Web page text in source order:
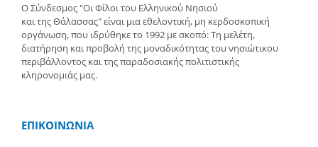
Ο Σύνδεσμος "Οι Φίλοι του Ελληνικού Νησιού
και της Θάλασσας" είναι μια εθελοντική, μη κερδοσκοπική
οργάνωση, που ιδρύθηκε το 1992 με σκοπό: Τη μελέτη,
διατήρηση και προβολή της μοναδικότητας του νησιώτικου
περιβάλλοντος και της παραδοσιακής πολιτιστικής
κληρονομιάς μας.
ΕΠΙΚΟΙΝΩΝΙΑ